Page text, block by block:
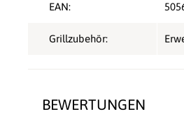
BEWERTUNGEN
EAN:
Grillzubehör: